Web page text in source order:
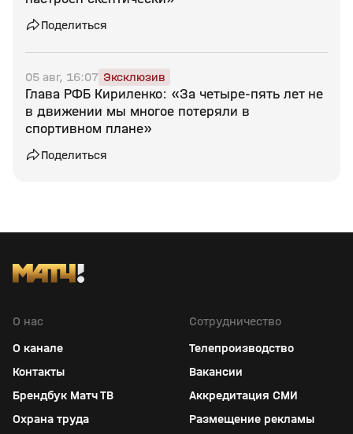
Поделиться
05 авг, 16:07 Эксклюзив
Глава РФБ Кириленко: «За четыре‑пять лет не
в движении мы многое потеряли в
спортивном плане»
Поделиться
О нас
О канале
Контакты
Брендбук Матч ТВ
Охрана труда
Сотрудничество
Телепроизводство
Вакансии
Аккредитация СМИ
Размещение рекламы